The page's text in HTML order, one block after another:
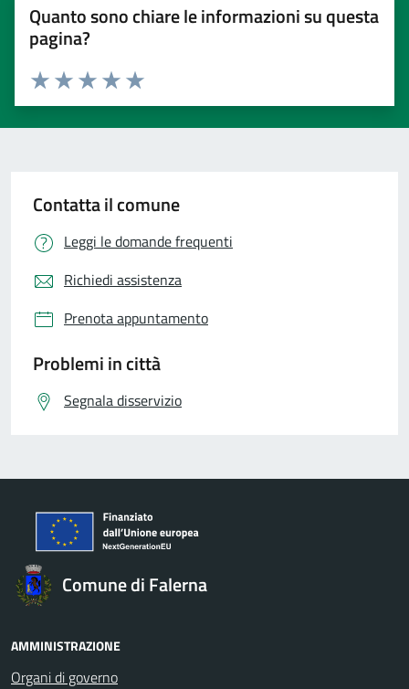
Quanto sono chiare le informazioni su questa
pagina?
Valuta 5 stelle su 5
Valuta 4 stelle su 5
Valuta 3 stelle su 5
Valuta 2 stelle su 5
Valuta 1 stelle su 5
Contatta il comune
Leggi le domande frequenti
Richiedi assistenza
Prenota appuntamento
Problemi in città
Segnala disservizio
Comune di Falerna
AMMINISTRAZIONE
Organi di governo